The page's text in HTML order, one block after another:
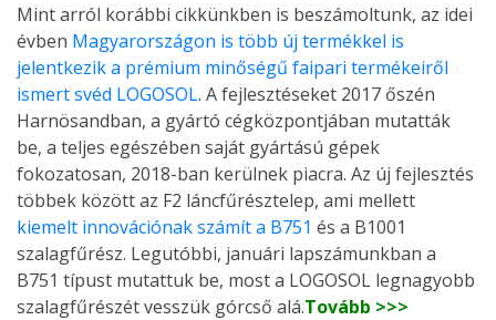
Mint arról korábbi cikkünkben is beszámoltunk, az idei
évben Magyarországon is több új termékkel is
jelentkezik a prémium minőségű faipari termékeiről
ismert svéd LOGOSOL. A fejlesztéseket 2017 őszén
Harnösandban, a gyártó cégközpontjában mutatták
be, a teljes egészében saját gyártású gépek
fokozatosan, 2018-ban kerülnek piacra. Az új fejlesztés
többek között az F2 láncfűrésztelep, ami mellett
kiemelt innovációnak számít a B751 és a B1001
szalagfűrész. Legutóbbi, januári lapszámunkban a
B751 típust mutattuk be, most a LOGOSOL legnagyobb
szalagfűrészét vesszük górcső alá.Tovább >>>